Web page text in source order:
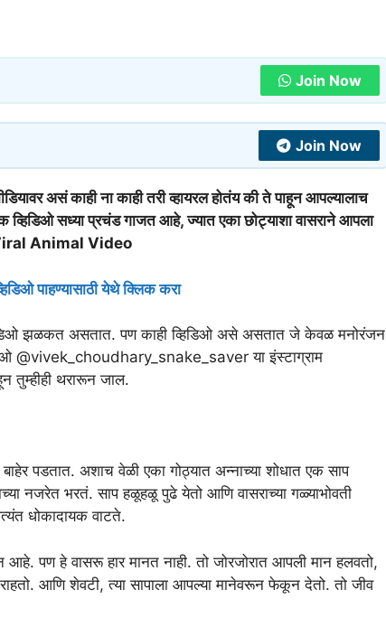
Join Now
Join Now
असं काही ना काही तरी व्हायरल होतंय की ते पाहून आपल्यालाच
सध्या प्रचंड गाजत आहे, ज्यात एका छोट्याशा वासराने आपला
Animal Video
पाहण्यासाठी येथे क्लिक करा
झळकत असतात. पण काही व्हिडिओ असे असतात जे केवळ मनोरंजन
@vivek_choudhary_snake_saver या इंस्टाग्राम
थरारून जाल.
बाहेर पडतात. अशाच वेळी एका गोठ्यात अन्नाच्या शोधात एक साप
नजरेत भरतं. साप हळूहळू पुढे येतो आणि वासराच्या गळ्याभोवती
धोकादायक वाटते.
आहे. पण हे वासरू हार मानत नाही. तो जोरजोरात आपली मान हलवतो,
आणि शेवटी, त्या सापाला आपल्या मानेवरून फेकून देतो. तो जीव